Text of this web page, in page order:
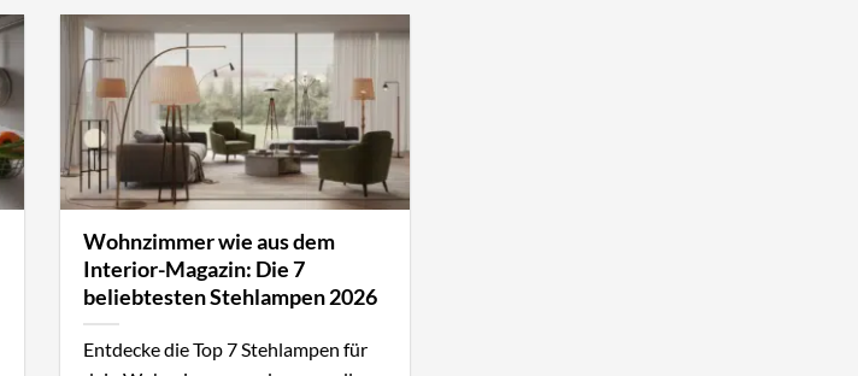
Wohnzimmer wie aus dem
Interior-Magazin: Die 7
beliebtesten Stehlampen 2026
Entdecke die Top 7 Stehlampen für